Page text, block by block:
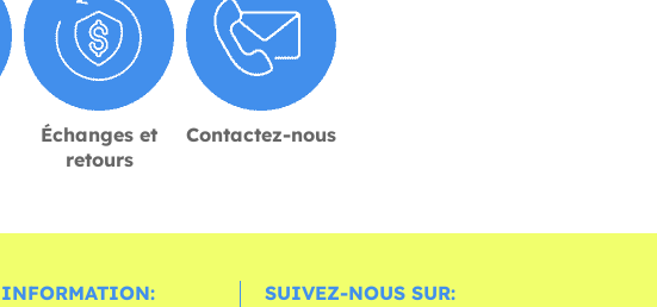
Échanges et
retours
Contactez-nous
INFORMATION: SUIVEZ-NOUS SUR: